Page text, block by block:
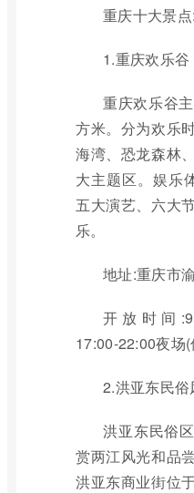
重庆十大景点:
1.重庆欢乐谷
重庆欢乐谷
方米。分为欢乐
海湾、恐龙森林
大主题区。娱乐
五大演艺、六大
乐。
地址:重庆市
开放时间
17:00-22:00夜场
2.洪亚东民俗
洪亚东民俗
赏两江风光和品
洪亚东商业街位